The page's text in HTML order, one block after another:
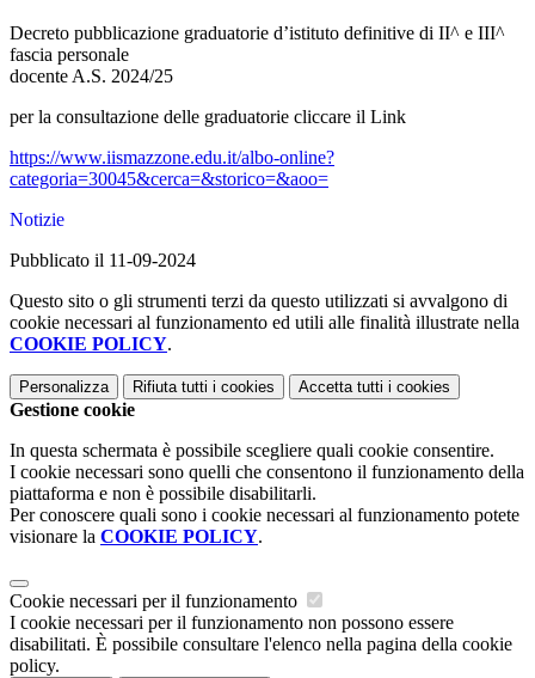
Decreto pubblicazione graduatorie d’istituto definitive di II^ e III^
fascia personale
docente A.S. 2024/25
per la consultazione delle graduatorie cliccare il Link
https://www.iismazzone.edu.it/albo-online?
categoria=30045&cerca=&storico=&aoo=
Notizie
Pubblicato il 11-09-2024
Questo sito o gli strumenti terzi da questo utilizzati si avvalgono di
cookie necessari al funzionamento ed utili alle finalità illustrate nella
COOKIE POLICY.
Personalizza Rifiuta tutti i cookies Accetta tutti i cookies
Gestione cookie
In questa schermata è possibile scegliere quali cookie consentire.
I cookie necessari sono quelli che consentono il funzionamento della
piattaforma e non è possibile disabilitarli.
Per conoscere quali sono i cookie necessari al funzionamento potete
visionare la COOKIE POLICY.
Cookie necessari per il funzionamento
I cookie necessari per il funzionamento non possono essere
disabilitati. È possibile consultare l'elenco nella pagina della cookie
policy.